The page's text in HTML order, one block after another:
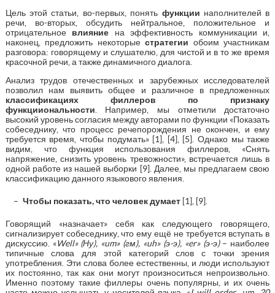
Цель этой статьи, во-первых, понять функции наполнителей в
речи, во-вторых, обсудить нейтральное, положительное и
отрицательное влияние на эффективность коммуникации и,
наконец, предложить некоторыестратегии обоим участникам
разговора: говорящему и слушателю, для чистой и в то же время
красочной речи, а также динамичного диалога.
Анализ трудов отечественных и зарубежных исследователей
позволил нам выявить общее и различное в предложенных
классификациях филлеров по признаку
функцииональности . Например, мы отметили достаточно
высокий уровень согласия между авторами по функции «Показать
собеседнику, что процесс речепорождения не окончен, и ему
требуется время, чтобы подумать» [1], [4], [5]. Однако мы также
видим, что функция использования филлеров, «Снять
напряжение, снизить уровень тревожности», встречается лишь в
одной работе из нашей выборки [9]. Далее, мы предлагаем свою
классификацию данного языкового явления.
Чтобы показать, что человек думает [1], [9].
Говорящий «назначает» себя как следующего говорящего,
сигнализирует собеседнику, что ему ещё не требуется вступать в
дискуссию. «Well» (Ну), «um» (гм), «uh» (э-э), «er» (э-э)– наиболее
типичные слова для этой категорий слов с точки зрения
употребления. Эти слова более естественны, и люди используют
их постоянно, так как они могут произноситься непроизвольно.
Именно поэтому такие филлеры очень популярны, и их очень